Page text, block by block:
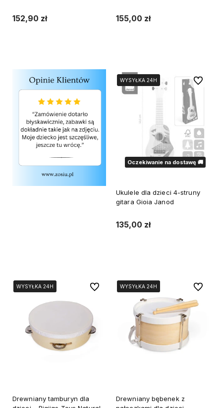
dziecka
152,90 zł 155,00 zł
Oczekiwanie na dostawę 🚚
WYSYŁKA 24H
WYSYŁKA 24H
Ukulele dla dzieci 4-struny
gitara Gioia Janod
135,00 zł
Do
WYSYŁKA 24H
WYSYŁKA 24H
WYSYŁKA 24H
Drewniany tamburyn dla
Do ulubionychWYSYŁKA 24H
WYSYŁKA 24H
WYSYŁKA 24H
Drewniany bębenek z
Do